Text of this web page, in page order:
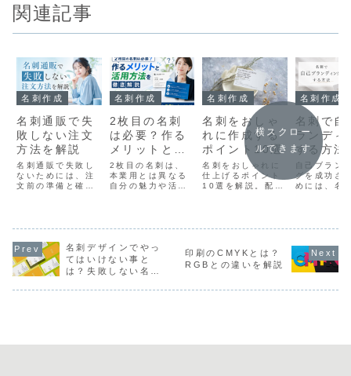
関連記事
名刺作成
名刺通販で失
敗しない注文
方法を解説
名刺通販で失敗し
ないためには、注
文前の準備と確認
に近い名刺作成が
実現できます。後
悔のない名刺通販
を利用するための
名刺作成
2枚目の名刺
は必要？作る
メリットと活
用方法を徹底
解説
2枚目の名刺は、
本業用とは異なる
自分の魅力や活動
とで、人脈づくり
や新たなビジネス
チャンスの創出に
つながります。自
名刺作成
名刺をおしゃ
れに作成する
ポイント10選
名刺をおしゃれに
仕上げるポイント
10選を解説。配
アイデアまで幅広
く紹介します。営
名刺作成
名刺で自
ランディ
する方法
自己ブラン
グを成功さ
めには、名
値観を伝え
で、印象に
在として認
横スクロー
ルできます
名刺デザインでやっ
てはいけない事と
は？失敗しない名刺
印刷のCMYKとは？
RGBとの違いを解説